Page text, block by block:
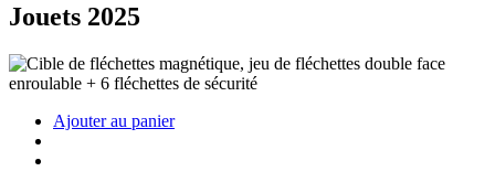
Jouets 2025
Ajouter au panier